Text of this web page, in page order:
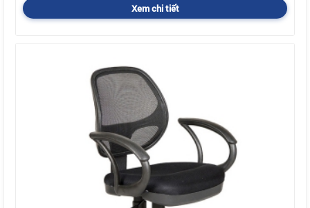
Xem chi tiết